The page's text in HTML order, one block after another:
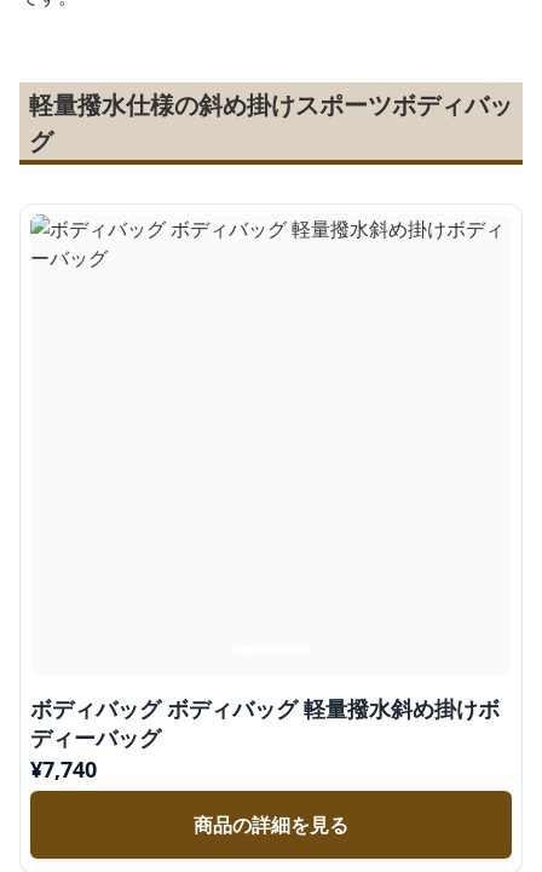
軽量撥水仕様の斜め掛けスポーツボディバッ
グ
ボディバッグ ボディバッグ 軽量撥水斜め掛けボ
ディーバッグ
¥7,740
商品の詳細を見る